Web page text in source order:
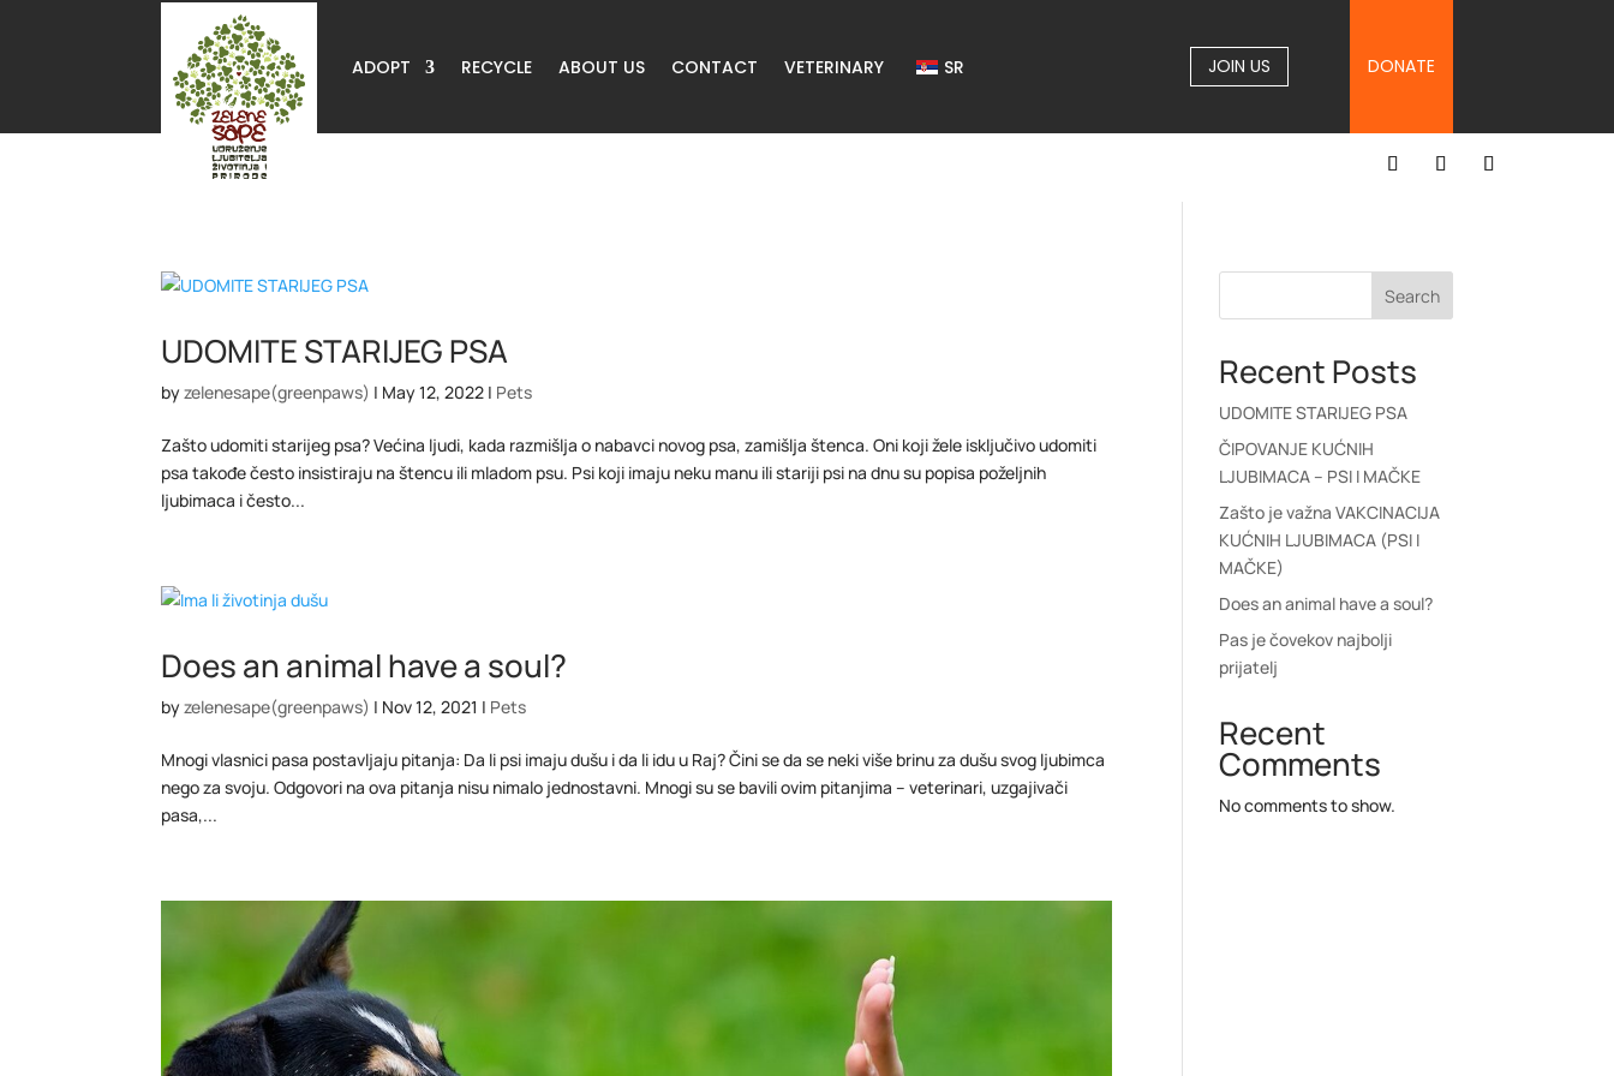
ADOPT RECYCLE ABOUT US CONTACT VETERINARY SR JOIN US DONATE
UDOMITE STARIJEG PSA
byzelenesape(greenpaws) | May 12, 2022 | Pets
Zašto udomiti starijeg psa? Većina ljudi, kada razmišlja o nabavci novog psa, zamišlja štenca. Oni koji žele isključivo udomiti
psa takođe često insistiraju na štencu ili mladom psu. Psi koji imaju neku manu ili stariji psi na dnu su popisa poželjnih
ljubimaca i često...
Does an animal have a soul?
byzelenesape(greenpaws) | Nov 12, 2021 | Pets
Mnogi vlasnici pasa postavljaju pitanja: Da li psi imaju dušu i da li idu u Raj? Čini se da se neki više brinu za dušu svog ljubimca
nego za svoju. Odgovori na ova pitanja nisu nimalo jednostavni. Mnogi su se bavili ovim pitanjima – veterinari, uzgajivači
pasa,...
Search
Recent Posts
UDOMITE STARIJEG PSA
ČIPOVANJE KUĆNIH
LJUBIMACA – PSI I MAČKE
Zašto je važna VAKCINACIJA
KUĆNIH LJUBIMACA (PSI I
MAČKE)
Does an animal have a soul?
Pas je čovekov najbolji
prijatelj
Recent
Comments
No comments to show.